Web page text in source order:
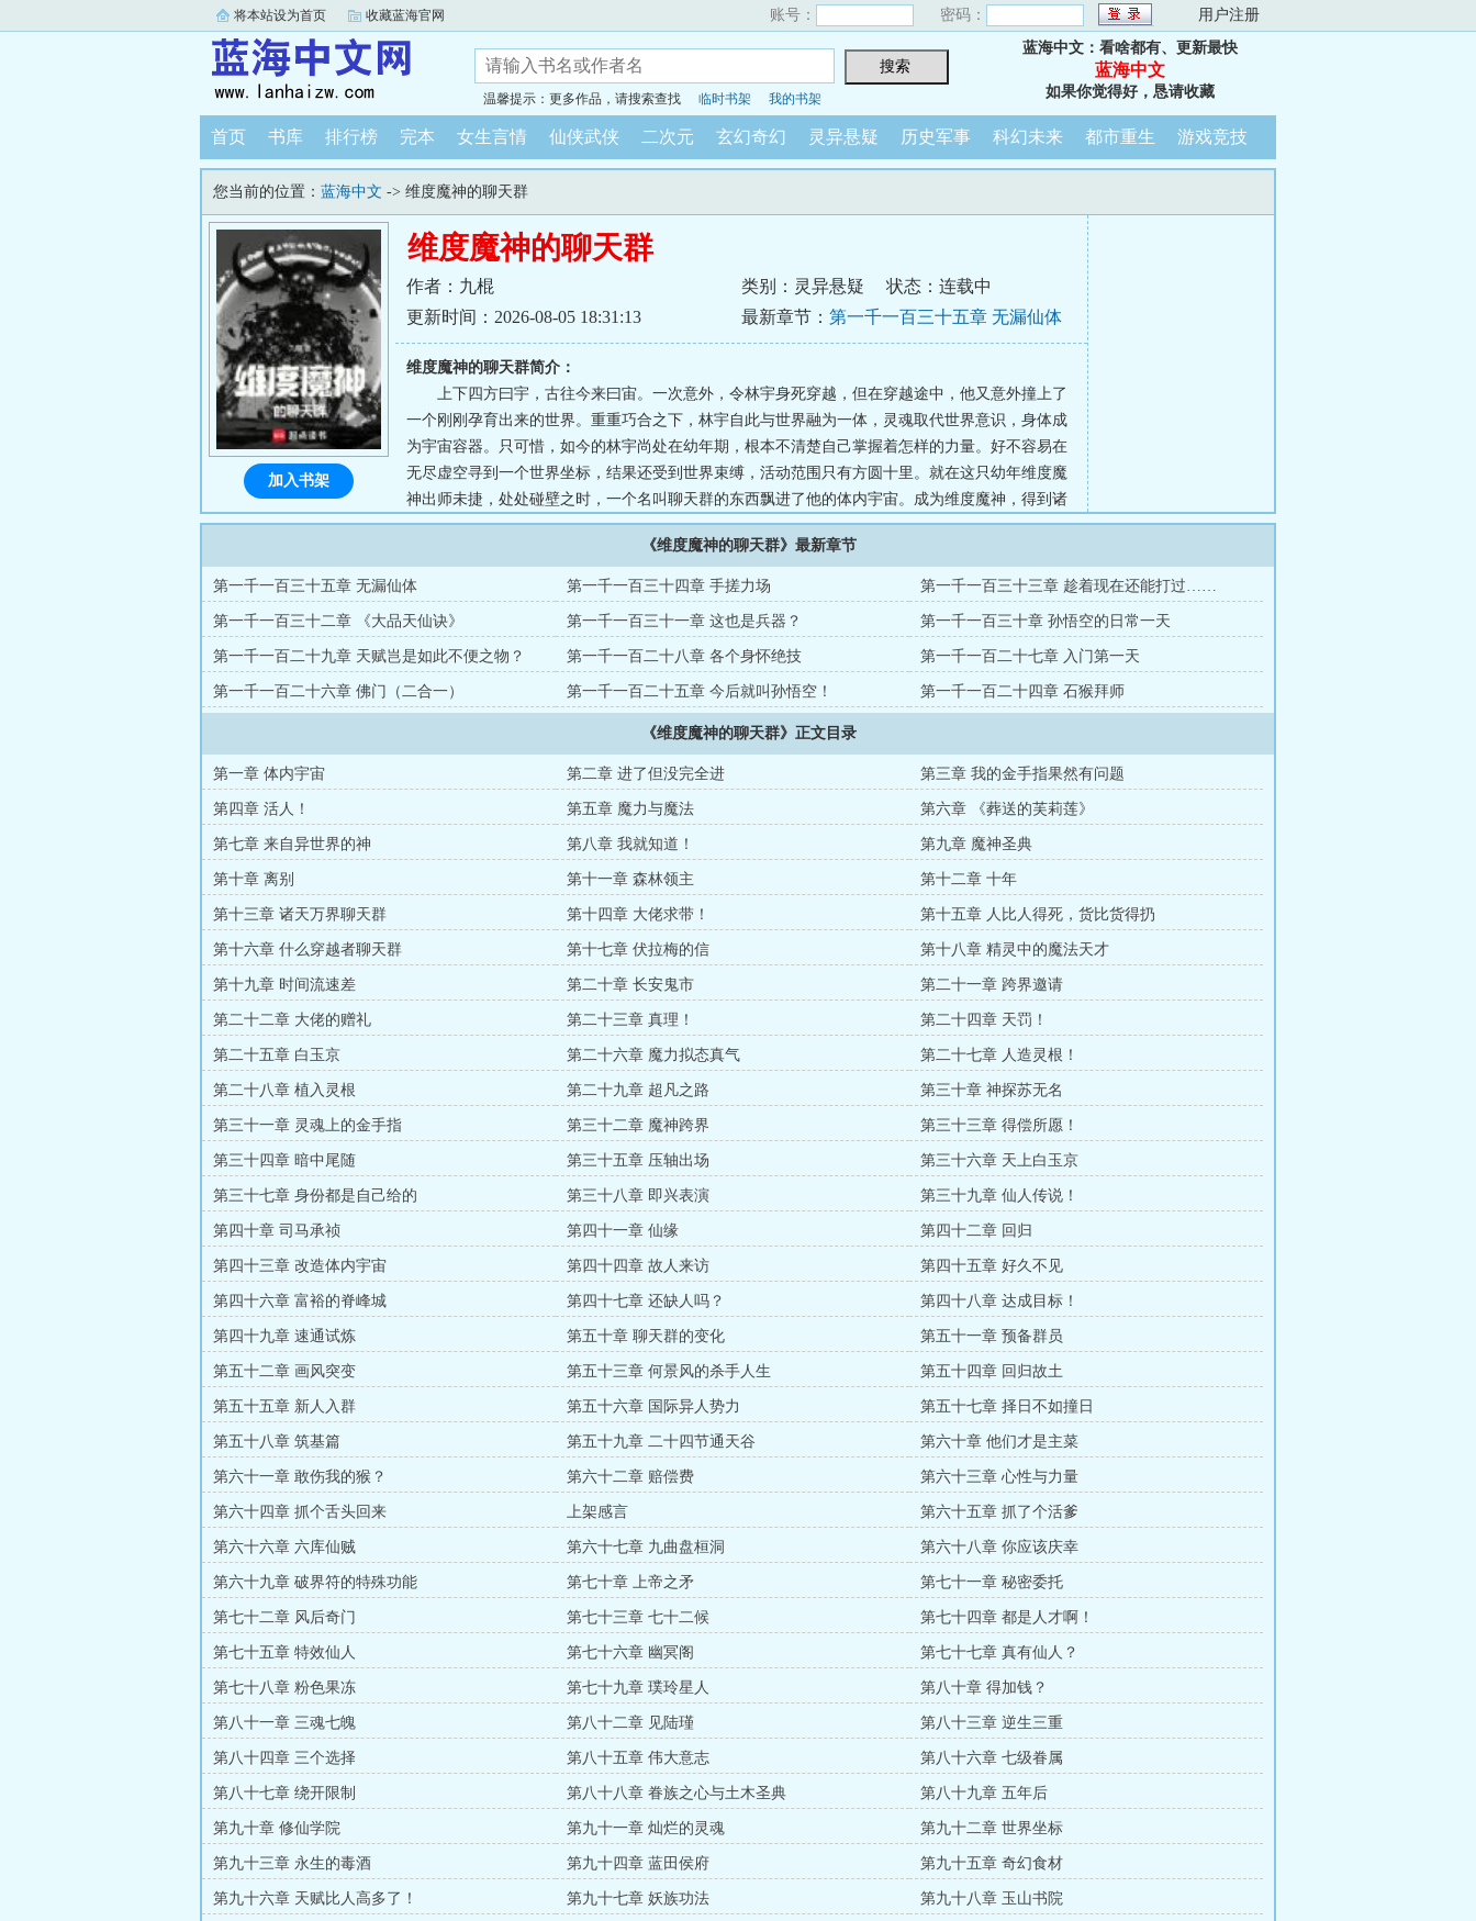
将本站设为首页 收藏蓝海官网 账号： 密码： 用户注册
温馨提示：更多作品，请搜索查找 临时书架 我的书架
蓝海中文：看啥都有、更新最快
蓝海中文
如果你觉得好，恳请收藏
首页 书库 排行榜 完本 女生言情 仙侠武侠 二次元 玄幻奇幻 灵异悬疑 历史军事 科幻未来 都市重生 游戏竞技
您当前的位置： 蓝海中文 -> 维度魔神的聊天群
维度魔神的聊天群
作者：九棍 类别：灵异悬疑
状态：连载中
更新时间：2026-08-05 18:31:13
最新章节： 第一千一百三十五章 无漏仙体
维度魔神的聊天群简介：
上下四方曰宇，古往今来曰宙。一次意外，令林宇身死穿越，但在穿越途中，他又意外撞上了
一个刚刚孕育出来的世界。重重巧合之下，林宇自此与世界融为一体，灵魂取代世界意识，身体成
为宇宙容器。只可惜，如今的林宇尚处在幼年期，根本不清楚自己掌握着怎样的力量。好不容易在
无尽虚空寻到一个世界坐标，结果还受到世界束缚，活动范围只有方圆十里。就在这只幼年维度魔
神出师未捷，处处碰壁之时，一个名叫聊天群的东西飘进了他的体内宇宙。成为维度魔神，得到诸
天聊天群，本应是两件快乐的事情，但为什么……为什么人家的群员都是各种未来的皇与帝，我的
群员就是这样一群低魔世界的弱鸡？没办法，为了聊天群的长远发展，也为了自己能摆脱活动范围
的束缚，林宇只能打起精神，努力帮助这些低魔甚至无魔世界的小弟们崛起……总而言之，这是一
个从满级大佬误入新手村开始的故事。...
加入书架
《维度魔神的聊天群》最新章节
第一千一百三十五章 无漏仙体 第一千一百三十四章 手搓力场 第一千一百三十三章 趁着现在还能打过……
第一千一百三十二章 《大品天仙诀》 第一千一百三十一章 这也是兵器？ 第一千一百三十章 孙悟空的日常一天
第一千一百二十九章 天赋岂是如此不便之物？ 第一千一百二十八章 各个身怀绝技 第一千一百二十七章 入门第一天
第一千一百二十六章 佛门（二合一） 第一千一百二十五章 今后就叫孙悟空！ 第一千一百二十四章 石猴拜师
《维度魔神的聊天群》正文目录
第一章 体内宇宙 第二章 进了但没完全进 第三章 我的金手指果然有问题
第四章 活人！ 第五章 魔力与魔法 第六章 《葬送的芙莉莲》
第七章 来自异世界的神 第八章 我就知道！ 第九章 魔神圣典
第十章 离别 第十一章 森林领主 第十二章 十年
第十三章 诸天万界聊天群 第十四章 大佬求带！ 第十五章 人比人得死，货比货得扔
第十六章 什么穿越者聊天群 第十七章 伏拉梅的信 第十八章 精灵中的魔法天才
第十九章 时间流速差 第二十章 长安鬼市 第二十一章 跨界邀请
第二十二章 大佬的赠礼 第二十三章 真理！ 第二十四章 天罚！
第二十五章 白玉京 第二十六章 魔力拟态真气 第二十七章 人造灵根！
第二十八章 植入灵根 第二十九章 超凡之路 第三十章 神探苏无名
第三十一章 灵魂上的金手指 第三十二章 魔神跨界 第三十三章 得偿所愿！
第三十四章 暗中尾随 第三十五章 压轴出场 第三十六章 天上白玉京
第三十七章 身份都是自己给的 第三十八章 即兴表演 第三十九章 仙人传说！
第四十章 司马承祯 第四十一章 仙缘 第四十二章 回归
第四十三章 改造体内宇宙 第四十四章 故人来访 第四十五章 好久不见
第四十六章 富裕的脊峰城 第四十七章 还缺人吗？ 第四十八章 达成目标！
第四十九章 速通试炼 第五十章 聊天群的变化 第五十一章 预备群员
第五十二章 画风突变 第五十三章 何景风的杀手人生 第五十四章 回归故土
第五十五章 新人入群 第五十六章 国际异人势力 第五十七章 择日不如撞日
第五十八章 筑基篇 第五十九章 二十四节通天谷 第六十章 他们才是主菜
第六十一章 敢伤我的猴？ 第六十二章 赔偿费 第六十三章 心性与力量
第六十四章 抓个舌头回来 上架感言 第六十五章 抓了个活爹
第六十六章 六库仙贼 第六十七章 九曲盘桓洞 第六十八章 你应该庆幸
第六十九章 破界符的特殊功能 第七十章 上帝之矛 第七十一章 秘密委托
第七十二章 风后奇门 第七十三章 七十二候 第七十四章 都是人才啊！
第七十五章 特效仙人 第七十六章 幽冥阁 第七十七章 真有仙人？
第七十八章 粉色果冻 第七十九章 璞玲星人 第八十章 得加钱？
第八十一章 三魂七魄 第八十二章 见陆瑾 第八十三章 逆生三重
第八十四章 三个选择 第八十五章 伟大意志 第八十六章 七级眷属
第八十七章 绕开限制 第八十八章 眷族之心与土木圣典 第八十九章 五年后
第九十章 修仙学院 第九十一章 灿烂的灵魂 第九十二章 世界坐标
第九十三章 永生的毒酒 第九十四章 蓝田侯府 第九十五章 奇幻食材
第九十六章 天赋比人高多了！ 第九十七章 妖族功法 第九十八章 玉山书院